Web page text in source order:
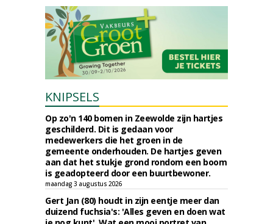
KNIPSELS
Op zo'n 140 bomen in Zeewolde zijn hartjes
geschilderd. Dit is gedaan voor
medewerkers die het groen in de
gemeente onderhouden. De hartjes geven
aan dat het stukje grond rondom een boom
is geadopteerd door een buurtbewoner.
maandag 3 augustus 2026
Gert Jan (80) houdt in zijn eentje meer dan
duizend fuchsia's: 'Alles geven en doen wat